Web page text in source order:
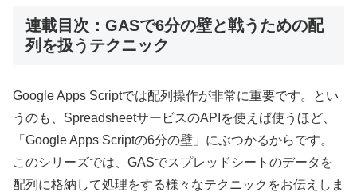
連載目次：GASで6分の壁と戦うための配
列を扱うテクニック
Google Apps Scriptでは配列操作が非常に重要です。とい
うのも、SpreadsheetサービスのAPIを使えば使うほど、
「Google Apps Scriptの6分の壁」にぶつかるからです。
このシリーズでは、GASでスプレッドシートのデータを
配列に格納して処理をする様々なテクニックをお伝えしま